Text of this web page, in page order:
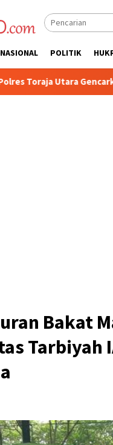
POLITIK
Patroli Dialogis dan
Bakat
Tarbiyah